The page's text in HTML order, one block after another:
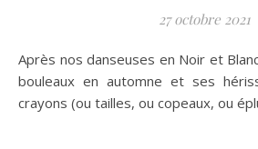
27 octobre 2021
Après nos danseuses en Noir et Blanc, voici notre forêt de
bouleaux en automne et ses
crayons (ou tailles, ou copeaux, ou